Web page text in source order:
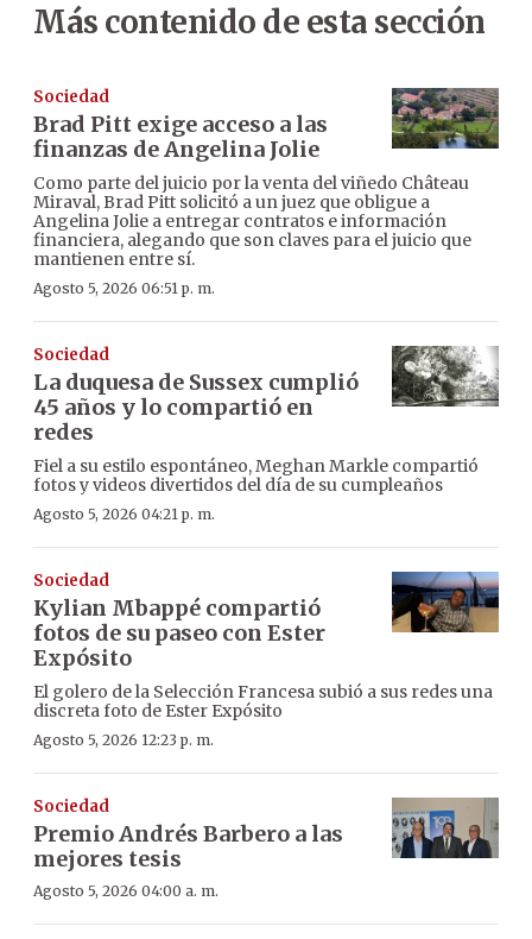
Más contenido de esta sección
Sociedad
Brad Pitt exige acceso a las
finanzas de Angelina Jolie
Como parte del juicio por la venta del viñedo Château
Miraval, Brad Pitt solicitó a un juez que obligue a
Angelina Jolie a entregar contratos e información
financiera, alegando que son claves para el juicio que
mantienen entre sí.
Agosto 5, 2026 06:51 p. m.
Sociedad
La duquesa de Sussex cumplió
45 años y lo compartió en
redes
Fiel a su estilo espontáneo, Meghan Markle compartió
fotos y videos divertidos del día de su cumpleaños
Agosto 5, 2026 04:21 p. m.
Sociedad
Kylian Mbappé compartió
fotos de su paseo con Ester
Expósito
El golero de la Selección Francesa subió a sus redes una
discreta foto de Ester Expósito
Agosto 5, 2026 12:23 p. m.
Sociedad
Premio Andrés Barbero a las
mejores tesis
Agosto 5, 2026 04:00 a. m.